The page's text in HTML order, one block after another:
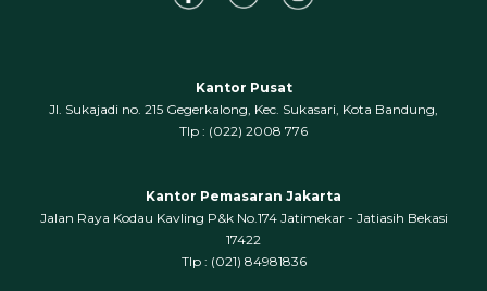
Kantor Pusat
Jl. Sukajadi no. 215 Gegerkalong, Kec. Sukasari, Kota Bandung,
‍Tlp : (022) 2008 776
Kantor Pemasaran Jakarta
Jalan Raya Kodau Kavling P&k No.174 Jatimekar - Jatiasih Bekasi
17422
Tlp : (021) 84981836